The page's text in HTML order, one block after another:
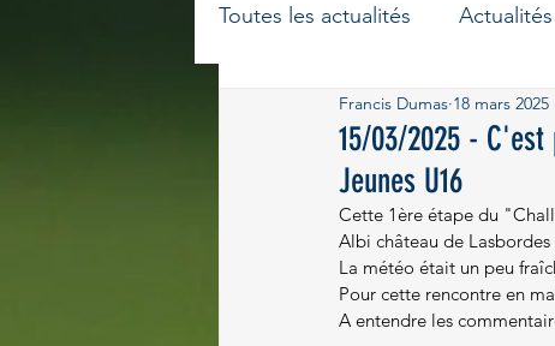
Toutes les actualités
La vie des clubs du Tarn
Paragolf
15/03/2025 -
Jeunes U16
Francis Dumas 18 mars 2025
Cette 1ère étape du
Albi château de
La météo était un peu
Pour cette rencontre en
A entendre les